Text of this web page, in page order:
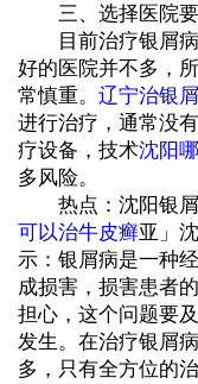
三、选择医院要
目前治疗银屑病
好的医院并不多，
常慎重。 辽宁治银
进行治疗，通常没
疗设备，技术沈阳
多风险。
热点：沈阳银屑
可以治牛皮癣亚」
示：银屑病是一种
成损害，损害患者
担心，这个问题要
发生。在治疗银屑
多，只有全方位的